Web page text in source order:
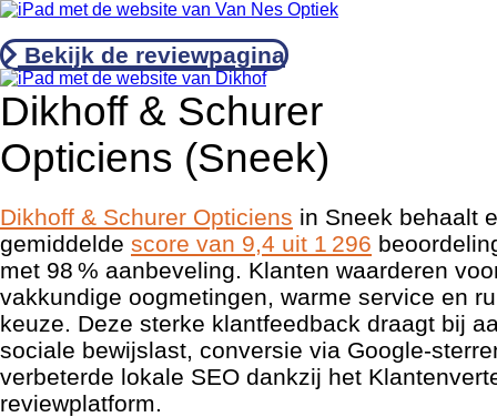
Bekijk de reviewpagina
Dikhoff & Schurer
Opticiens (Sneek)
Dikhoff & Schurer Opticiens in Sneek behaalt
gemiddelde score van 9,4 uit 1 296
met 98 % aanbeveling. Klanten waarderen
vakkundige oogmetingen, warme service en
keuze. Deze sterke klantfeedback draagt bij
sociale bewijslast, conversie via Google-
verbeterde lokale SEO dankzij het
reviewplatform.